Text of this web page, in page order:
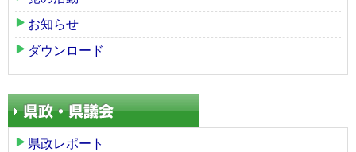
お知らせ
ダウンロード
県政レポート